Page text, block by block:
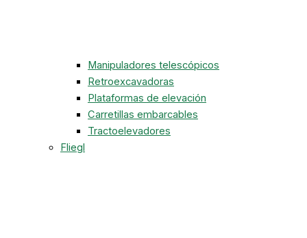
Manipuladores telescópicos
Retroexcavadoras
Plataformas de elevación
Carretillas embarcables
Tractoelevadores
Fliegl